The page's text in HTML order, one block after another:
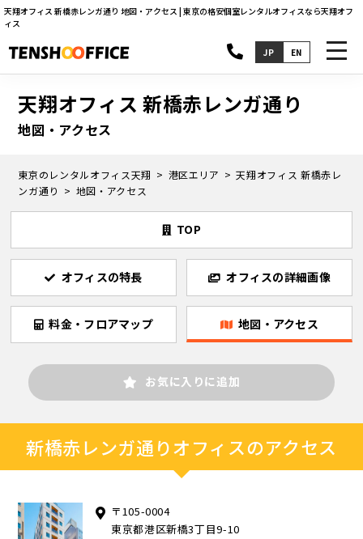
天翔オフィス 新橋赤レンガ通り 地図・アクセス | 東京の格安個室レンタルオフィスなら天翔オフ
ィス
JP EN
天翔オフィス 新橋赤レンガ通り
地図・アクセス
東京のレンタルオフィス天翔 港区エリア
天翔オフィス 新橋赤レ
ンガ通り
地図・アクセス
TOP
オフィスの特長 オフィスの詳細画像
料金・フロアマップ 地図・アクセス
お気に入りに追加
新橋赤レンガ通りオフィスのアクセス
〒105-0004
東京都港区新橋3丁目9-10